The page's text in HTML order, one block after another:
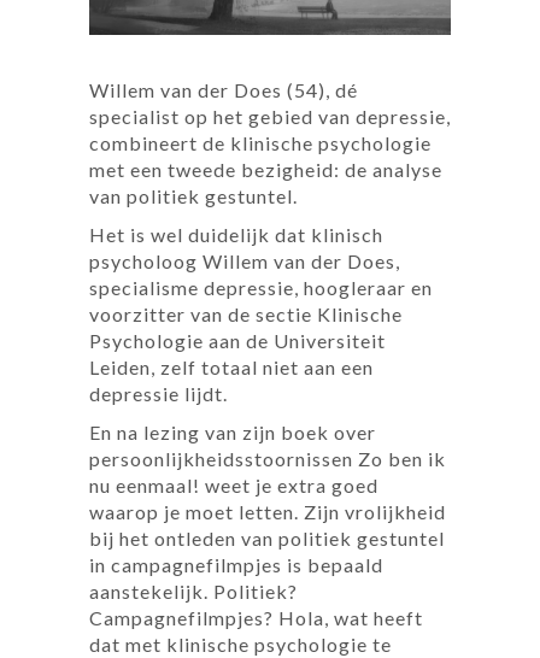
Willem van der Does (54), dé
specialist op het gebied van depressie,
combineert de klinische psychologie
met een tweede bezigheid: de analyse
van politiek gestuntel.
Het is wel duidelijk dat klinisch
psycholoog Willem van der Does,
specialisme depressie, hoogleraar en
voorzitter van de sectie Klinische
Psychologie aan de Universiteit
Leiden, zelf totaal niet aan een
depressie lijdt.
En na lezing van zijn boek over
persoonlijkheidsstoornissen Zo ben ik
nu eenmaal! weet je extra goed
waarop je moet letten. Zijn vrolijkheid
bij het ontleden van politiek gestuntel
in campagnefilmpjes is bepaald
aanstekelijk. Politiek?
Campagnefilmpjes? Hola, wat heeft
dat met klinische psychologie te